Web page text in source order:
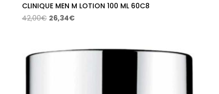
CLINIQUE MEN M LOTION 100 ML 60C8
42,00€ El
era:
26,34€El
es: